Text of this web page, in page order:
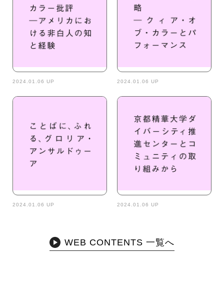
2024.01.06 UP 2024.01.06 UP
2024.01.06 UP 2024.01.06 UP
WEB CONTENTS 一覧へ